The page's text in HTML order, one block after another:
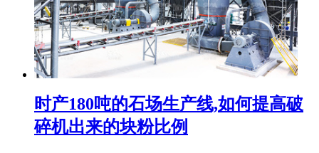
时产180吨的石场生产线,如何提高破
碎机出来的块粉比例